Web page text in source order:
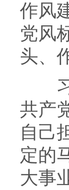
作风
党风
头、
习
共产
自己
定的
大事